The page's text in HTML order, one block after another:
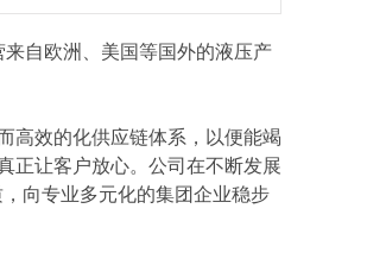
自欧洲、美国等国外的液压产
高效的化供应链体系，以便能竭
正让客户放心。公司在不断发展
向专业多元化的集团企业稳步